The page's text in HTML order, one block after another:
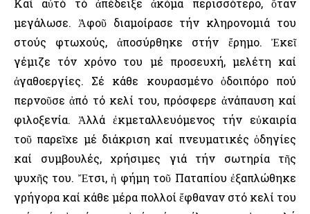
Καί αὐτό τό ἀπέδειξε ἀκόμα περισσότερο, ὅταν
μεγάλωσε. Ἀφοῦ διαμοίρασε τήν κληρονομιά του
στούς φτωχούς, ἀποσύρθηκε στήν ἔρημο. Ἐκεῖ
γέμιζε τόν χρόνο του μέ προσευχή, μελέτη καί
ἀγαθοεργίες. Σέ κάθε κουρασμένο ὁδοιπόρο πού
περνοῦσε ἀπό τό κελί του, πρόσφερε ἀνάπαυση καί
φιλοξενία. Ἀλλά ἐκμεταλλευόμενος τήν εὐκαιρία
τοῦ παρεῖχε μέ διάκριση καί πνευματικές ὁδηγίες
καί συμβουλές, χρήσιμες γιά τήν σωτηρία τῆς
ψυχῆς του. Ἔτσι, ἡ φήμη τοῦ Παταπίου ἐξαπλώθηκε
γρήγορα καί κάθε μέρα πολλοί ἔφθαναν στό κελί του